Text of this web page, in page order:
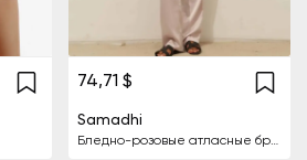
74,71 $
Samadhi
Бледно-розовые атласные брюки Хлои